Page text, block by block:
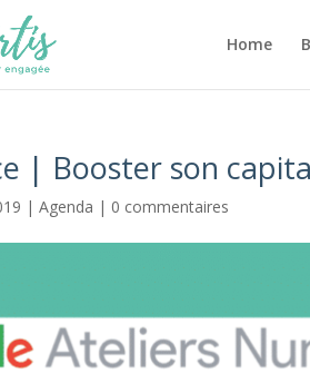
Home
| Booster son
|Agenda | 0 commentaires